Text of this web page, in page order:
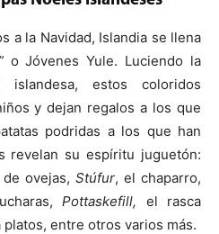
a la Navidad, Islandia se llena
o Jóvenes Yule. Luciendo la
islandesa, estos coloridos
y dejan regalos a los que
podridas a los que han
revelan su espíritu juguetón:
ovejas, Stúfur, el chaparro,
Pottaskefill, el rasca
platos, entre otros varios más.